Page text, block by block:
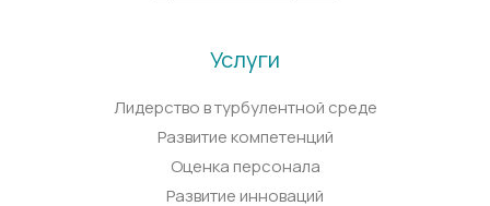
Услуги
Лидерство в турбулентной среде
Развитие компетенций
Оценка персонала
Развитие инноваций